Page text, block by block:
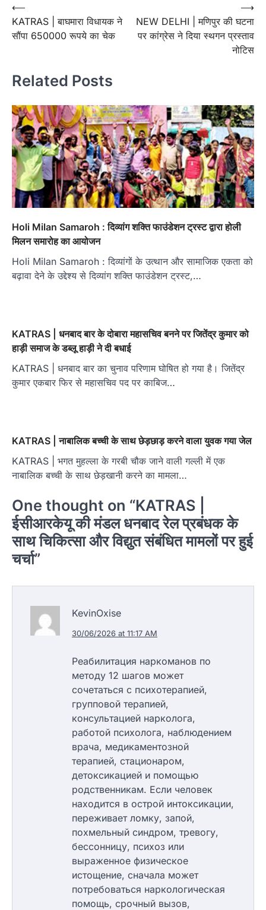
Post
navigation
⟵
KATRAS | बाघमारा विधायक ने
सौंपा 650000 रूपये का चेक
NEW DELHI | मणिपुर की घटना
पर कांग्रेस ने दिया स्थगन प्रस्ताव
नोटिस
⟶
Related Posts
Holi Milan Samaroh : दिव्यांग शक्ति फाउंडेशन ट्रस्ट द्वारा होली
मिलन समारोह का आयोजन
Holi Milan Samaroh : दिव्यांगों के उत्थान और सामाजिक एकता को
बढ़ावा देने के उद्देश्य से दिव्यांग शक्ति फाउंडेशन ट्रस्ट,…
KATRAS | धनबाद बार के दोबारा महासचिव बनने पर जितेंद्र कुमार को
हाड़ी समाज के डब्लू हाड़ी ने दी बधाई
KATRAS | धनबाद बार का चुनाव परिणाम घोषित हो गया है। जितेंद्र
कुमार एकबार फिर से महासचिव पद पर काबिज…
KATRAS | नाबालिक बच्ची के साथ छेड़छाड़ करने वाला युवक गया जेल
KATRAS | भगत मुहल्ला के गरबी चौक जाने वाली गल्ली में एक
नाबालिक बच्ची के साथ छेड़खानी करने का मामला…
One thought on “KATRAS |
ईसीआरकेयू की मंडल धनबाद रेल प्रबंधक के
साथ चिकित्सा और विद्युत संबंधित मामलों पर हुई
चर्चा”
KevinOxise
30/06/2026 at 11:17 AM
Реабилитация наркоманов по
методу 12 шагов может
сочетаться с психотерапией,
групповой терапией,
консультацией нарколога,
работой психолога, наблюдением
врача, медикаментозной
терапией, стационаром,
детоксикацией и помощью
родственникам. Если человек
находится в острой интоксикации,
переживает ломку, запой,
похмельный синдром, тревогу,
бессонницу, психоз или
выраженное физическое
истощение, сначала может
потребоваться наркологическая
помощь, срочный вызов,